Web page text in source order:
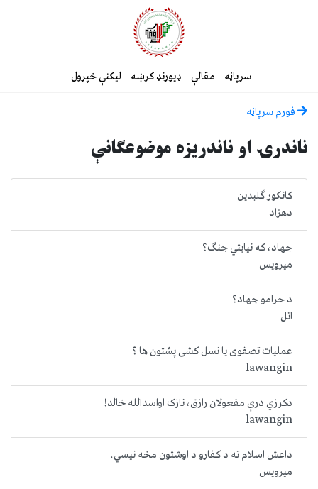
سرپاڼه مقالې ډیورنډ کرښه لیکنې خپرول
فورم سرپاڼه
ناندرۍ او ناندریزه موضوعګانې
کانکور گلبدین
دهزاد
جهاد، که نیابتي جنګ؟
میرویس
د حرامو جهاد؟
اتل
عملیات تصفوی یا نسل کشی پشتون ها ؟
lawangin
دکرزي درې مفعولان رازق، نازک اواسدالله خالد!
lawangin
داعش اسلام ته د کفارو د اوشتون مخه نیسي.
میرویس